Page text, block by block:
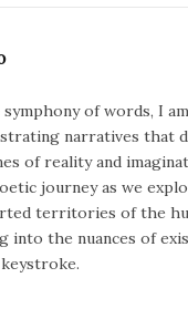
of words, I
narratives that
of reality and
journey as we
territories of the
into the nuances of